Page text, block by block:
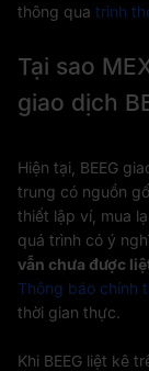
thông qua trình
Tại sao
giao dịch
Hiện tại, BEEG
trung có nguồn
thiết lập ví, mua
quá trình có ý
vẫn chưa được
Thông báo chính
thời gian thực.
Khi BEEG liệt kê